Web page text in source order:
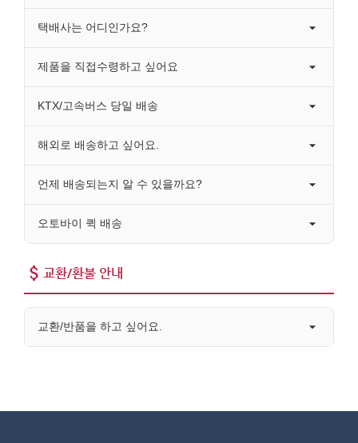
택배사는 어디인가요?
제품을 직접수령하고 싶어요
KTX/고속버스 당일 배송
해외로 배송하고 싶어요.
언제 배송되는지 알 수 있을까요?
오토바이 퀵 배송
교환/환불 안내
교환/반품을 하고 싶어요.